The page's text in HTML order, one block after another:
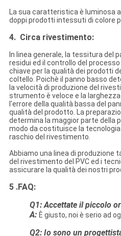
La sua caratteristica è luminosa
doppi prodotti intessuti di colore
4. Circa rivestimento:
In linea generale, la tessitura del
residui ed il controllo del
chiave per la qualità dei prodotti
coltello. Poichè il panno basso
la velocità di produzione del
strumento è veloce e la
l'errore della qualità bassa del
qualità del prodotto. La
determina la maggior parte della
modo da costituisce la
raschio del rivestimento.
Abbiamo una linea di produzione
del rivestimento del PVC ed i
assicurare la qualità dei nostri
5 .FAQ:
Q1: Accettate il piccolo
A: È giusto, noi è serio ad
Q2: Io sono un